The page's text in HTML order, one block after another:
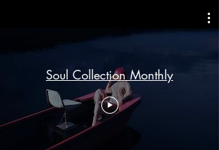
Soul Collection Monthly